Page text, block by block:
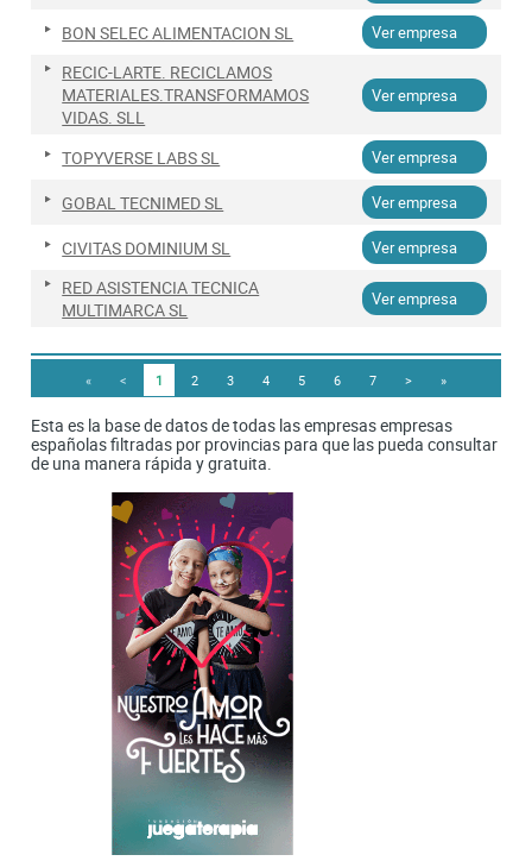
BON SELEC ALIMENTACION SL Ver empresa
RECIC-LARTE. RECICLAMOS
MATERIALES.TRANSFORMAMOS
VIDAS. SLL
Ver empresa
TOPYVERSE LABS SL Ver empresa
GOBAL TECNIMED SL Ver empresa
CIVITAS DOMINIUM SL Ver empresa
RED ASISTENCIA TECNICA
MULTIMARCA SL
Ver empresa
« < 1 2 3 4 5 6 7 > »
Esta es la base de datos de todas las empresas empresas
españolas filtradas por provincias para que las pueda consultar
de una manera rápida y gratuita.